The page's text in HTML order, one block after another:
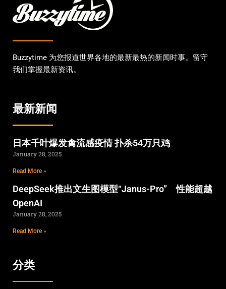
Buzzytime 为您报道世界各地的最新最热的新闻时事。留守
我们掌握最新资讯。
最新新闻
日本千叶爆发禽流感疫情 扑杀54万只鸡
January 28, 2025
Read More »
DeepSeek推出文生图模型“Janus-Pro” 性能超越
OpenAI
January 28, 2025
Read More »
分类